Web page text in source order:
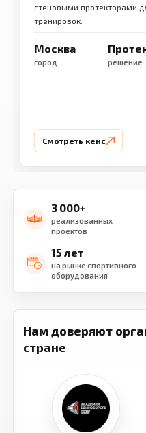
стеновыми протекторами
тренировок.
Москва
город решение
Смотреть кейс
3 000+
реализованных
проектов
15 лет
на рынке спортивного
оборудования
Нам доверяют
стране